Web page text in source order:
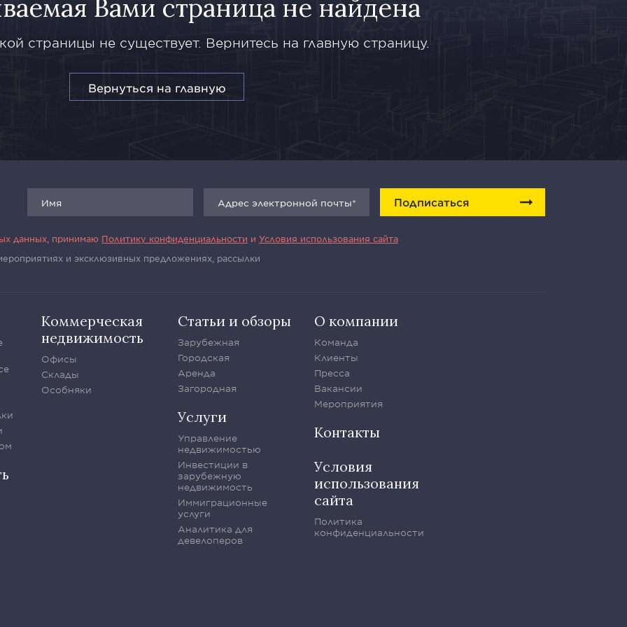
Вами страница не найдена
страницы не существует. Вернитесь на главную страницу.
Вернуться на главную
Подписаться
данных, принимаю Политику конфиденциальности и Условия использования сайта
и эксклюзивных предложениях, рассылки
Коммерческая
недвижимость
Офисы
Склады
Особняки
Статьи и обзоры
Зарубежная
Городская
Аренда
Загородная
Услуги
Управление
недвижимостью
Инвестиции в
зарубежную
недвижимость
Иммиграционные
услуги
Аналитика для
девелоперов
О компании
Команда
Клиенты
Пресса
Вакансии
Мероприятия
Контакты
Условия
использования
сайта
Политика
конфиденциальности